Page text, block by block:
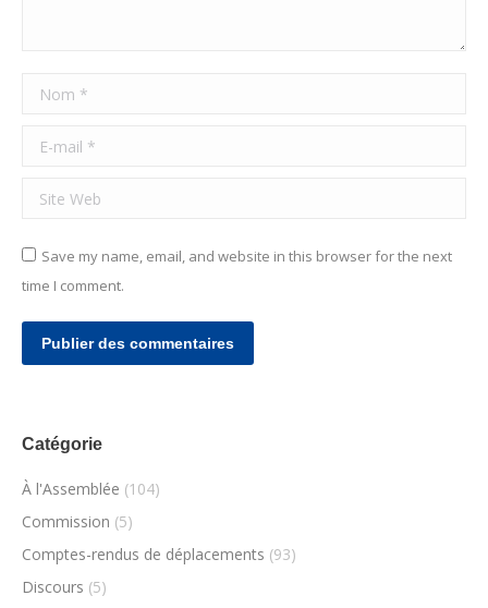
Nom *
E-mail *
Site Web
Save my name, email, and website in this browser for the next
time I comment.
Publier des commentaires
Catégorie
À l'Assemblée (104)
Commission (5)
Comptes-rendus de déplacements (93)
Discours (5)